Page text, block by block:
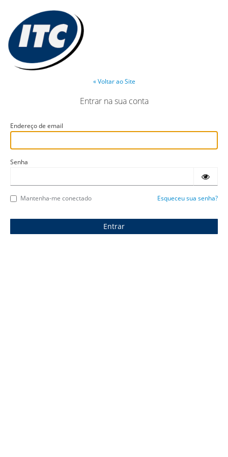
« Voltar ao Site
Entrar na sua conta
Endereço de email
Senha
Mantenha-me conectado Esqueceu sua senha?